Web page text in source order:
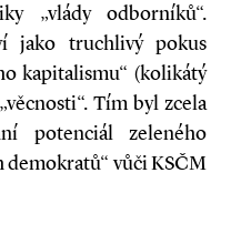
„vlády odborníků“.
jako truchlivý pokus
kapitalismu“ (kolikátý
Tím byl zcela
potenciál zeleného
demokratů“ vůči KSČM